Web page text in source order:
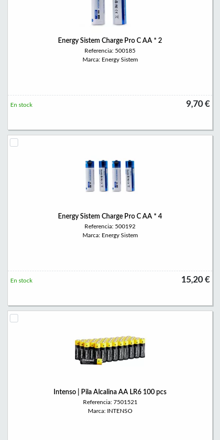
Energy Sistem Charge Pro C AA * 2
Referencia: 500185
Marca: Energy Sistem
9,70 €
En stock
Energy Sistem Charge Pro C AA * 4
Referencia: 500192
Marca: Energy Sistem
15,20 €
En stock
Intenso | Pila Alcalina AA LR6 100 pcs
Referencia: 7501521
Marca: INTENSO